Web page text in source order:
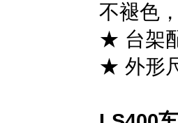
不褪色
★ 台架
★ 外形